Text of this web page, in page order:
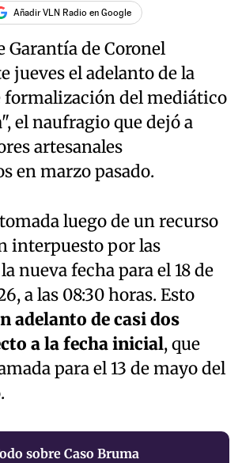
Añadir VLN Radio en Google
Garantía de Coronel
jueves el adelanto de la
formalización del mediático
el naufragio que dejó a
artesanales
en marzo pasado.
luego de un recurso
interpuesto por las
nueva fecha para el 18 de
a las 08:30 horas. Esto
adelanto de casi dos
a la fecha inicial, que
para el 13 de mayo del
sobre Caso Bruma